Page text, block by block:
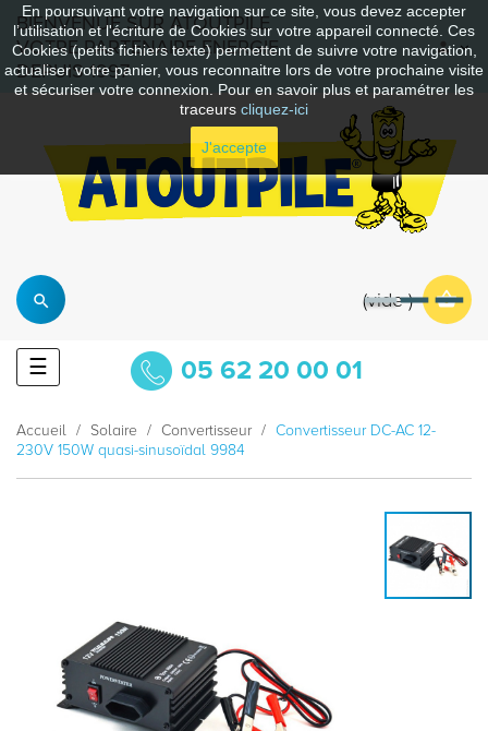
En poursuivant votre navigation sur ce site, vous devez accepter
l’utilisation et l'écriture de Cookies sur votre appareil connecté. Ces
Cookies (petits fichiers texte) permettent de suivre votre navigation,
actualiser votre panier, vous reconnaitre lors de votre prochaine visite
et sécuriser votre connexion. Pour en savoir plus et paramétrer les
traceurs cliquez-ici
J'accepte
BIENVENUE SUR ATOUTPILE
VOTRE PARTENAIRE ENERGIE
DEPUIS 1997
vide
Basculer
la
☰ 05 62 20 00 01
Accueil Solaire Convertisseur
Convertisseur DC-AC 12-
230V 150W quasi-sinusoïdal 9984